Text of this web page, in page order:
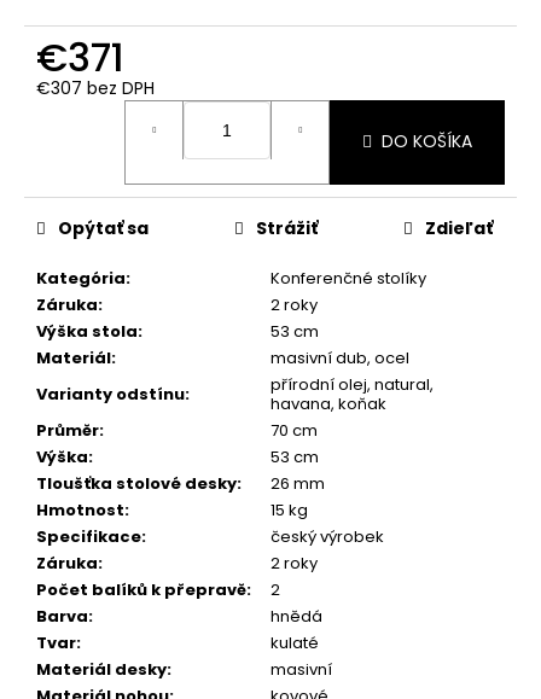
€371
€307 bez DPH
Jednotková
DO KOŠÍKA
Kategória:
Konferenčné stolíky
Záruka:
2 roky
Výška stola:
53 cm
Materiál:
masivní dub, ocel
Varianty odstínu:
přírodní olej, natural,
havana, koňak
Průměr:
70 cm
Výška:
53 cm
Tloušťka stolové desky:
26 mm
Hmotnost:
15 kg
Specifikace:
český výrobek
Záruka:
2 roky
Počet balíků k přepravě:
2
Barva:
hnědá
Tvar:
kulaté
Materiál desky:
masivní
Opýtať sa Strážiť Zdieľať